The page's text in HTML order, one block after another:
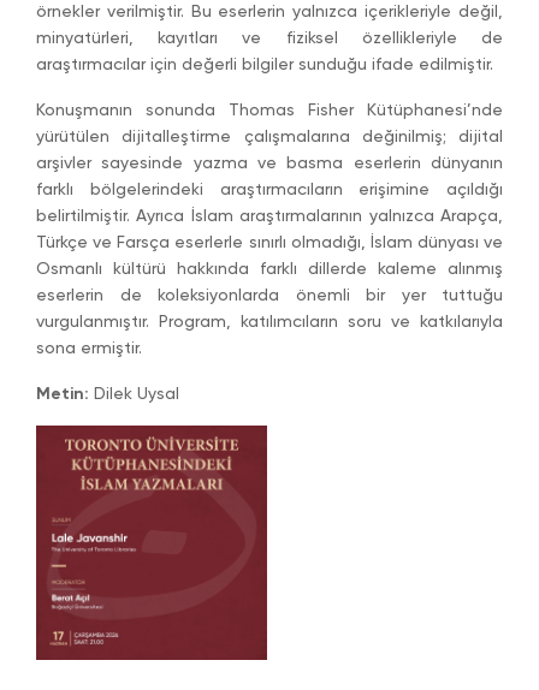
örnekler verilmiştir. Bu eserlerin yalnızca içerikleriyle değil,
minyatürleri, kayıtları ve fiziksel özellikleriyle de
araştırmacılar için değerli bilgiler sunduğu ifade edilmiştir.
Konuşmanın sonunda Thomas Fisher Kütüphanesi’nde
yürütülen dijitalleştirme çalışmalarına değinilmiş; dijital
arşivler sayesinde yazma ve basma eserlerin dünyanın
farklı bölgelerindeki araştırmacıların erişimine açıldığı
belirtilmiştir. Ayrıca İslam araştırmalarının yalnızca Arapça,
Türkçe ve Farsça eserlerle sınırlı olmadığı, İslam dünyası ve
Osmanlı kültürü hakkında farklı dillerde kaleme alınmış
eserlerin de koleksiyonlarda önemli bir yer tuttuğu
vurgulanmıştır. Program, katılımcıların soru ve katkılarıyla
sona ermiştir.
Metin: Dilek Uysal